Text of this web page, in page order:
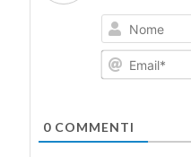
0COMMENTI